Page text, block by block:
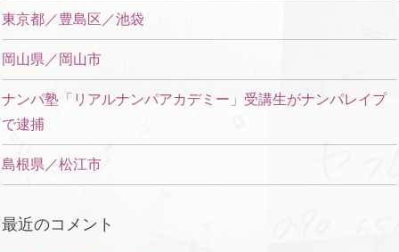
東京都／豊島区／池袋
岡山県／岡山市
ナンパ塾「リアルナンパアカデミー」受講生がナンパレイプ
で逮捕
島根県／松江市
最近のコメント